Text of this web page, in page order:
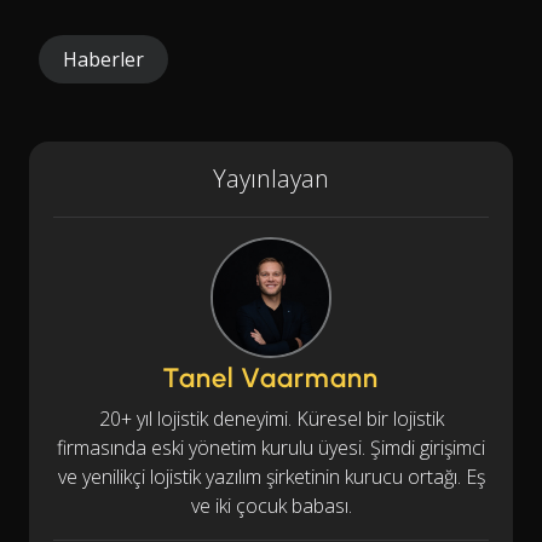
Haberler
Yayınlayan
Tanel Vaarmann
20+ yıl lojistik deneyimi. Küresel bir lojistik
firmasında eski yönetim kurulu üyesi. Şimdi girişimci
ve yenilikçi lojistik yazılım şirketinin kurucu ortağı. Eş
ve iki çocuk babası.